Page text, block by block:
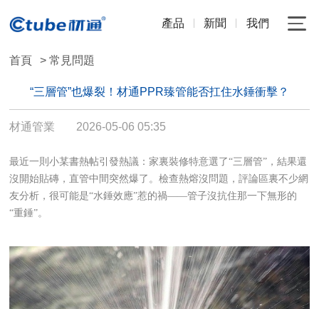
產品 新聞 我們
首頁 > 常見問題
“三層管”也爆裂！材通PPR臻管能否扛住水錘衝擊？
材通管業 2026-05-06 05:35
最近一則小某書熱帖引發熱議：家裏裝修特意選了“三層管”，結果還
沒開始貼磚，直管中間突然爆了。檢查熱熔沒問題，評論區裏不少網
友分析，很可能是“水錘效應”惹的禍——管子沒抗住那一下無形的
“重錘”。